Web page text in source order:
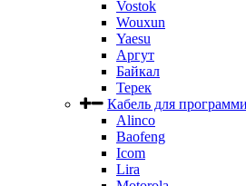
Vostok
Wouxun
Yaesu
Аргут
Байкал
Терек
Кабель для
Alinco
Baofeng
Icom
Lira